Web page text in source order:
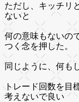
ただし、キッチリ
ないと
何の意味もないの
つく念を押した。
同じように、何も
トレード回数を目
考えないで良い